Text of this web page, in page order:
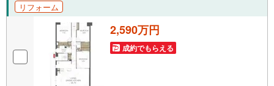
リフォーム
2,590万円
成約でもらえる